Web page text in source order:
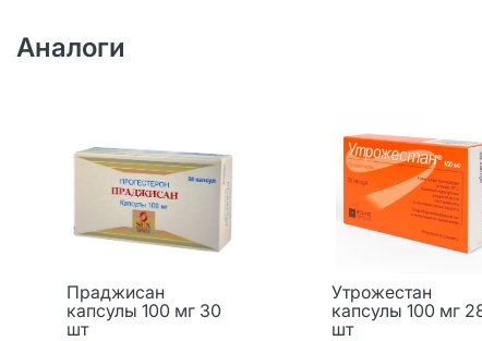
Аналоги
Праджисан
капсулы 100 мг 30
шт
Утрожестан
капсулы 100 мг
шт